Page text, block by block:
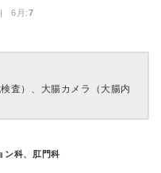
6月:7
査）、大腸カメラ（大腸内
ン科、肛門科